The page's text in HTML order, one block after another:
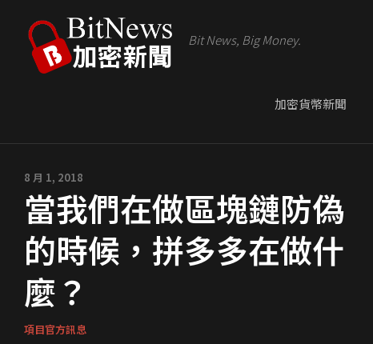
Bit News, Big Money.
加密貨幣新聞
8 月 1, 2018
當我們在做區塊鏈防偽
的時候，拼多多在做什
麼？
項目官方訊息